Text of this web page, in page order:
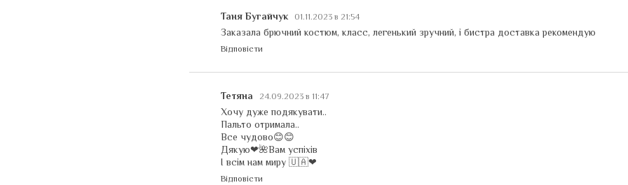
Таня Бугайчук 01.11.2023 в 21:54
Заказала брючний костюм, класс, легенький зручний, і бистра доставка рекомендую
Відповісти
Тетяна 24.09.2023 в 11:47
Хочу дуже подякувати..
Пальто отримала..
Все чудово😊😊
Дякую❤🌺Вам успіхів
І всім нам миру 🇺🇦❤
Відповісти